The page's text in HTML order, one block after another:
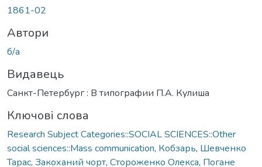
1861-02
Автори
б/а
Видавець
Санкт-Петербург : В типографии П.А. Кулиша
Ключові слова
Research Subject Categories::SOCIAL SCIENCES::Other
social sciences::Mass communication, Кобзарь, Шевченко
Тарас, Закоханий чорт, Стороженко Олекса, Погане